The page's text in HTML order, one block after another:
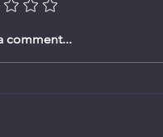
comment...